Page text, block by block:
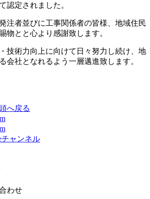
認定されました。
注者並びに工事関係者の皆様、地域住民
物とと心より感謝致します。
技術力向上に向けて日々努力し続け、地
会社となれるよう一層邁進致します。
わせ